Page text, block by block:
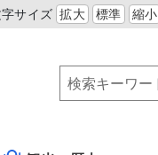
サイズ 拡大 標準 縮小